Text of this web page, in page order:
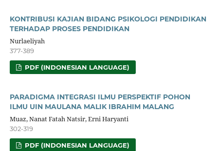
KONTRIBUSI KAJIAN BIDANG PSIKOLOGI PENDIDIKAN
TERHADAP PROSES PENDIDIKAN
Nurlaeliyah
377-389
PDF (INDONESIAN LANGUAGE)
PARADIGMA INTEGRASI ILMU PERSPEKTIF POHON
ILMU UIN MAULANA MALIK IBRAHIM MALANG
Muaz, Nanat Fatah Natsir, Erni Haryanti
302-319
PDF (INDONESIAN LANGUAGE)